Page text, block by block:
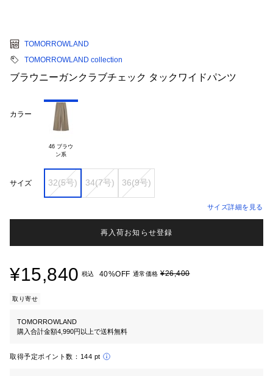
TOMORROWLAND
TOMORROWLAND collection
ブラウニーガンクラブチェック タックワイドパンツ
カラー
46 ブラウ
サイズ 32(5号) 34(7号) 36(9号)
サイズ詳細を見る
再入荷お知らせ登録
¥15,840 税込 40%OFF 通常価格 ¥26,400
取り寄せ
TOMORROWLAND
購入合計金額4,990円以上で送料無料
取得予定ポイント数： 144 pt